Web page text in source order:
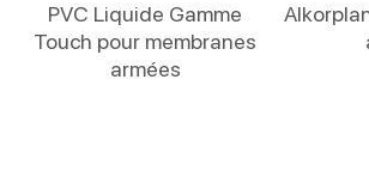
PVC Liquide Gamme
Touch pour membranes
armées